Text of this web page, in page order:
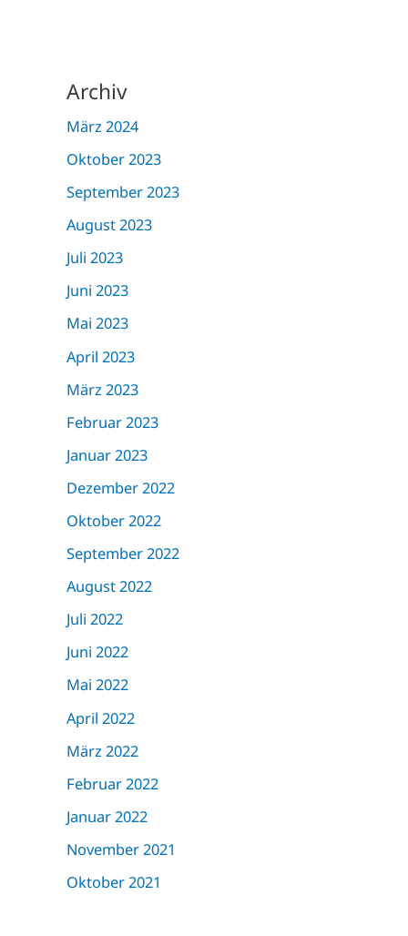
Archiv
März 2024
Oktober 2023
September 2023
August 2023
Juli 2023
Juni 2023
Mai 2023
April 2023
März 2023
Februar 2023
Januar 2023
Dezember 2022
Oktober 2022
September 2022
August 2022
Juli 2022
Juni 2022
Mai 2022
April 2022
März 2022
Februar 2022
Januar 2022
November 2021
Oktober 2021